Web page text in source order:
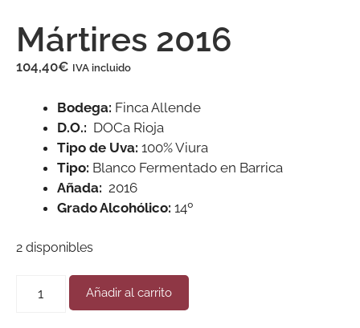
Mártires 2016
104,40€ IVA incluido
Bodega: Finca Allende
D.O.: DOCa Rioja
Tipo de Uva: 100% Viura
Tipo: Blanco Fermentado en Barrica
Añada: 2016
Grado Alcohólico: 14º
2 disponibles
Añadir al carrito